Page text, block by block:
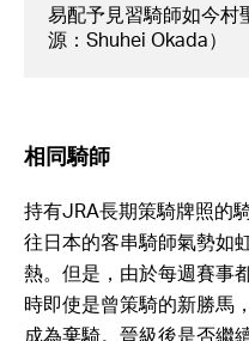
易配予見習騎師如今村
源：Shuhei Okada）
相同騎師
持有JRA長期策騎牌照的
往日本的客串騎師氣勢如
熱。但是，由於每週賽事
時即使是曾策騎的新勝馬
成為棄騎。晉級後是否繼